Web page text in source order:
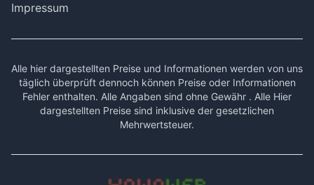
Impressum
Alle hier dargestellten Preise und Informationen werden von uns
täglich überprüft dennoch können Preise oder Informationen
Fehler enthalten. Alle Angaben sind ohne Gewähr . Alle Hier
dargestellten Preise sind inklusive der gesetzlichen
Mehrwertsteuer.